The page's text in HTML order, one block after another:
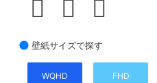
壁紙サイズで探す
WQHD
FHD